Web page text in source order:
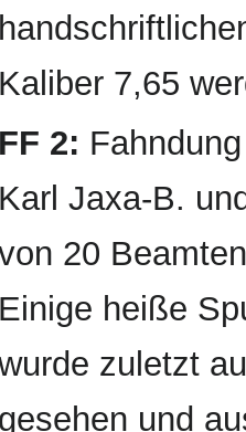
Kaliber 7,65
FF 2:
Karl Jaxa-B.
20
Einige heiße
zuletzt
gesehen und